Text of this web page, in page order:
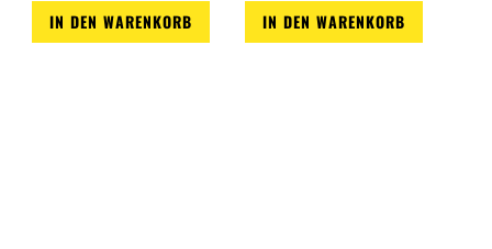
IN DEN WARENKORB
IN DEN WARENKORB